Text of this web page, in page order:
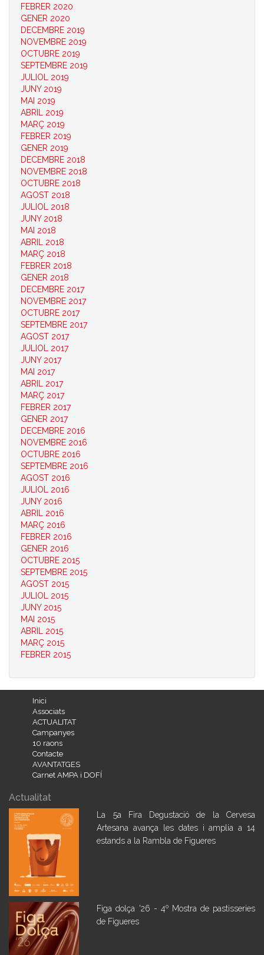
FEBRER 2020
GENER 2020
DECEMBRE 2019
NOVEMBRE 2019
OCTUBRE 2019
SEPTEMBRE 2019
JULIOL 2019
JUNY 2019
MAI 2019
ABRIL 2019
MARÇ 2019
FEBRER 2019
GENER 2019
DECEMBRE 2018
NOVEMBRE 2018
OCTUBRE 2018
AGOST 2018
JULIOL 2018
JUNY 2018
MAI 2018
ABRIL 2018
MARÇ 2018
FEBRER 2018
GENER 2018
DECEMBRE 2017
NOVEMBRE 2017
OCTUBRE 2017
SEPTEMBRE 2017
AGOST 2017
JULIOL 2017
JUNY 2017
MAI 2017
ABRIL 2017
MARÇ 2017
FEBRER 2017
GENER 2017
DECEMBRE 2016
NOVEMBRE 2016
OCTUBRE 2016
SEPTEMBRE 2016
AGOST 2016
JULIOL 2016
JUNY 2016
ABRIL 2016
MARÇ 2016
FEBRER 2016
GENER 2016
OCTUBRE 2015
SEPTEMBRE 2015
AGOST 2015
JULIOL 2015
JUNY 2015
MAI 2015
ABRIL 2015
MARÇ 2015
FEBRER 2015
Inici
Associats
ACTUALITAT
Campanyes
10 raons
Contacte
AVANTATGES
Carnet AMPA i DOFÍ
Actualitat
La 5a Fira Degustació de la Cervesa
Artesana avança les dates i amplia a 14
estands a la Rambla de Figueres
Figa dolça '26 - 4º Mostra de pastisseries
de Figueres